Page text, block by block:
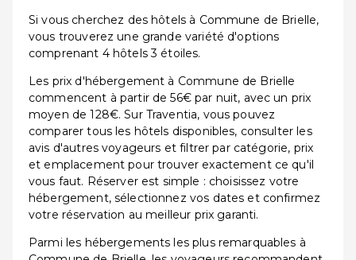
Si vous cherchez des hôtels à Commune de Brielle,
vous trouverez une grande variété d'options
comprenant 4 hôtels 3 étoiles.
Les prix d'hébergement à Commune de Brielle
commencent à partir de 56€ par nuit, avec un prix
moyen de 128€. Sur Traventia, vous pouvez
comparer tous les hôtels disponibles, consulter les
avis d'autres voyageurs et filtrer par catégorie, prix
et emplacement pour trouver exactement ce qu'il
vous faut. Réserver est simple : choisissez votre
hébergement, sélectionnez vos dates et confirmez
votre réservation au meilleur prix garanti.
Parmi les hébergements les plus remarquables à